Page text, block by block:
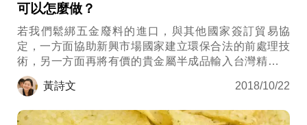
可以怎麼做？
若我們鬆綁五金廢料的進口，與其他國家簽訂貿易協
定，一方面協助新興市場國家建立環保合法的前處理技
術，另一方面再將有價的貴金屬半成品輸入台灣精煉，
保留城市採礦的核心技術在國內，是否可達成雙贏的局
面？ 黃詩文 2018/10/22